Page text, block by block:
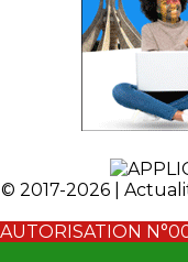
© 2017-2026 |
AUTORISATION